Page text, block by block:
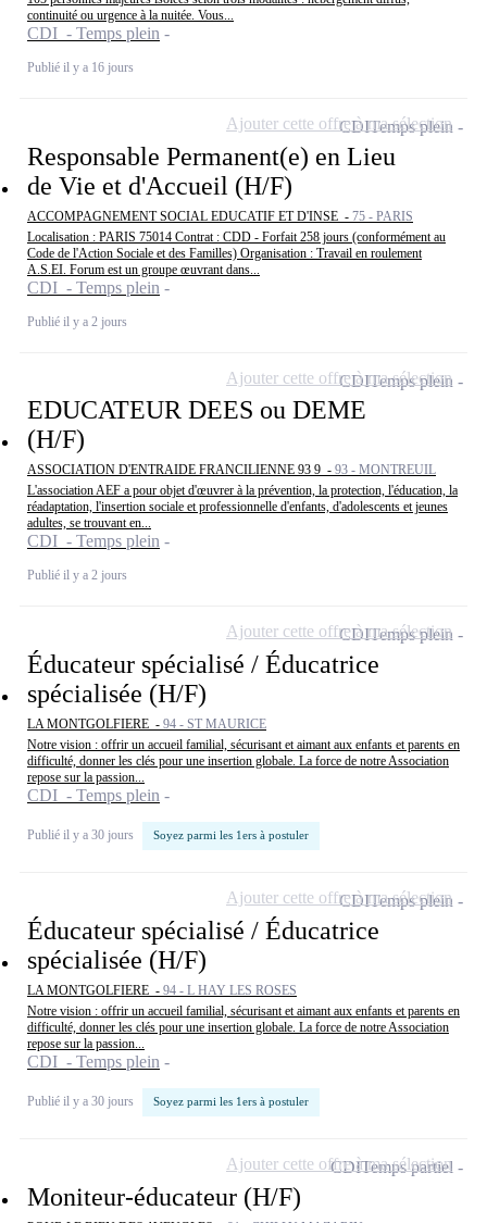
continuité ou urgence à la nuitée. Vous...
CDI - Temps plein
Publié il y a 16 jours
Responsable Permanent(e) en Lieu
de Vie et d'Accueil (H/F)
ACCOMPAGNEMENT SOCIAL EDUCATIF ET D'INSE - 75 - PARIS
Localisation : PARIS 75014 Contrat : CDD - Forfait 258 jours (conformément au
Code de l'Action Sociale et des Familles) Organisation : Travail en roulement
A.S.EI. Forum est un groupe œuvrant dans...
CDI - Temps plein
Publié il y a 2 jours
CDITemps plein
Ajouter cette offre à ma sélection
EDUCATEUR DEES ou DEME
(H/F)
ASSOCIATION D'ENTRAIDE FRANCILIENNE 93 9 - 93 - MONTREUIL
L'association AEF a pour objet d'œuvrer à la prévention, la protection, l'éducation, la
réadaptation, l'insertion sociale et professionnelle d'enfants, d'adolescents et jeunes
adultes, se trouvant en...
CDI - Temps plein
Publié il y a 2 jours
CDITemps plein
Ajouter cette offre à ma sélection
Éducateur spécialisé / Éducatrice
spécialisée (H/F)
LA MONTGOLFIERE - 94 - ST MAURICE
Notre vision : offrir un accueil familial, sécurisant et aimant aux enfants et parents en
difficulté, donner les clés pour une insertion globale. La force de notre Association
repose sur la passion...
CDI - Temps plein
Publié il y a 30 jours Soyez parmi les 1ers à postuler
CDITemps plein
Ajouter cette offre à ma sélection
Éducateur spécialisé / Éducatrice
spécialisée (H/F)
LA MONTGOLFIERE - 94 - L HAY LES ROSES
Notre vision : offrir un accueil familial, sécurisant et aimant aux enfants et parents en
difficulté, donner les clés pour une insertion globale. La force de notre Association
repose sur la passion...
CDI - Temps plein
Publié il y a 30 jours Soyez parmi les 1ers à postuler
CDITemps plein
Ajouter cette offre à ma sélection
Moniteur-éducateur (H/F)
CDITemps partiel
Ajouter cette offre à ma sélection